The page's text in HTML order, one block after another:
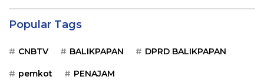
Popular Tags
CNBTV BALIKPAPAN DPRD BALIKPAPAN
pemkot PENAJAM